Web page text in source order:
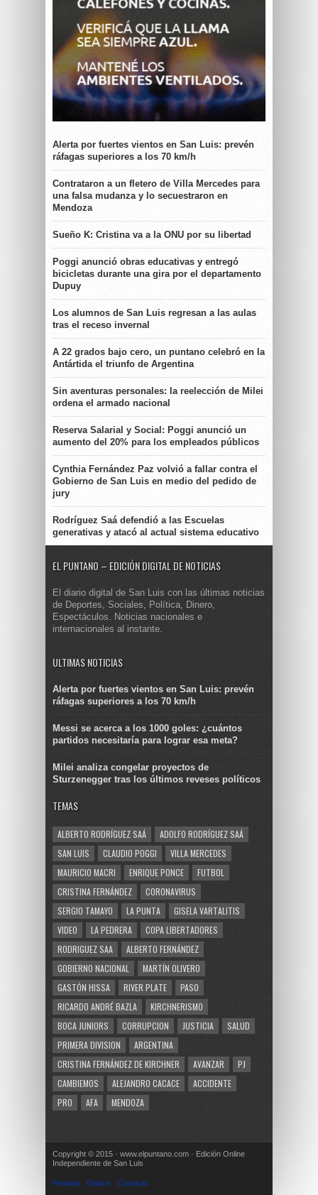
Alerta por fuertes vientos en San Luis: prevén
ráfagas superiores a los 70 km/h
Contrataron a un fletero de Villa Mercedes para
una falsa mudanza y lo secuestraron en
Mendoza
Sueño K: Cristina va a la ONU por su libertad
Poggi anunció obras educativas y entregó
bicicletas durante una gira por el departamento
Dupuy
Los alumnos de San Luis regresan a las aulas
tras el receso invernal
A 22 grados bajo cero, un puntano celebró en la
Antártida el triunfo de Argentina
Sin aventuras personales: la reelección de Milei
ordena el armado nacional
Reserva Salarial y Social: Poggi anunció un
aumento del 20% para los empleados públicos
Cynthia Fernández Paz volvió a fallar contra el
Gobierno de San Luis en medio del pedido de
jury
Rodríguez Saá defendió a las Escuelas
generativas y atacó al actual sistema educativo
EL PUNTANO – EDICIÓN DIGITAL DE NOTICIAS
El diario digital de San Luis con las últimas noticias
de Deportes, Sociales, Política, Dinero,
Espectáculos. Noticias nacionales e
internacionales al instante.
ULTIMAS NOTICIAS
Alerta por fuertes vientos en San Luis: prevén
ráfagas superiores a los 70 km/h
Messi se acerca a los 1000 goles: ¿cuántos
partidos necesitaría para lograr esa meta?
Milei analiza congelar proyectos de
Sturzenegger tras los últimos reveses políticos
TEMAS
ALBERTO RODRÍGUEZ SAÁ
ADOLFO RODRÍGUEZ SAÁ
SAN LUIS
CLAUDIO POGGI
VILLA MERCEDES
MAURICIO MACRI
ENRIQUE PONCE
FUTBOL
CRISTINA FERNÁNDEZ
CORONAVIRUS
SERGIO TAMAYO
LA PUNTA
GISELA VARTALITIS
VIDEO
LA PEDRERA
COPA LIBERTADORES
RODRIGUEZ SAA
ALBERTO FERNÁNDEZ
GOBIERNO NACIONAL
MARTÍN OLIVERO
GASTÓN HISSA
RIVER PLATE
PASO
RICARDO ANDRÉ BAZLA
KIRCHNERISMO
BOCA JUNIORS
CORRUPCION JUSTICIA
SALUD
PRIMERA DIVISION
ARGENTINA
CRISTINA FERNÁNDEZ DE KIRCHNER
AVANZAR
PJ
CAMBIEMOS
ALEJANDRO CACACE
ACCIDENTE
PRO
AFA MENDOZA
Copyright © 2015 · www.elpuntano.com · Edición Online
Independiente de San Luis
Portada Enlace Contacto